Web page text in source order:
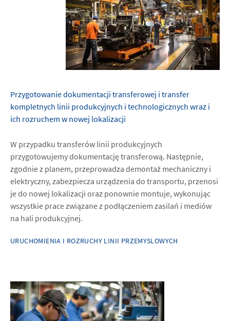
Przygotowanie dokumentacji transferowej i transfer
kompletnych linii produkcyjnych i technologicznych wraz i
ich rozruchem w nowej lokalizacji
W przypadku transferów linii produkcyjnych
przygotowujemy dokumentację transferową. Następnie,
zgodnie z planem, przeprowadza demontaż mechaniczny i
elektryczny, zabezpiecza urządzenia do transportu, przenosi
je do nowej lokalizacji oraz ponownie montuje, wykonując
wszystkie prace związane z podłączeniem zasilań i mediów
na hali produkcyjnej.
URUCHOMIENIA I ROZRUCHY LINII PRZEMYSLOWYCH